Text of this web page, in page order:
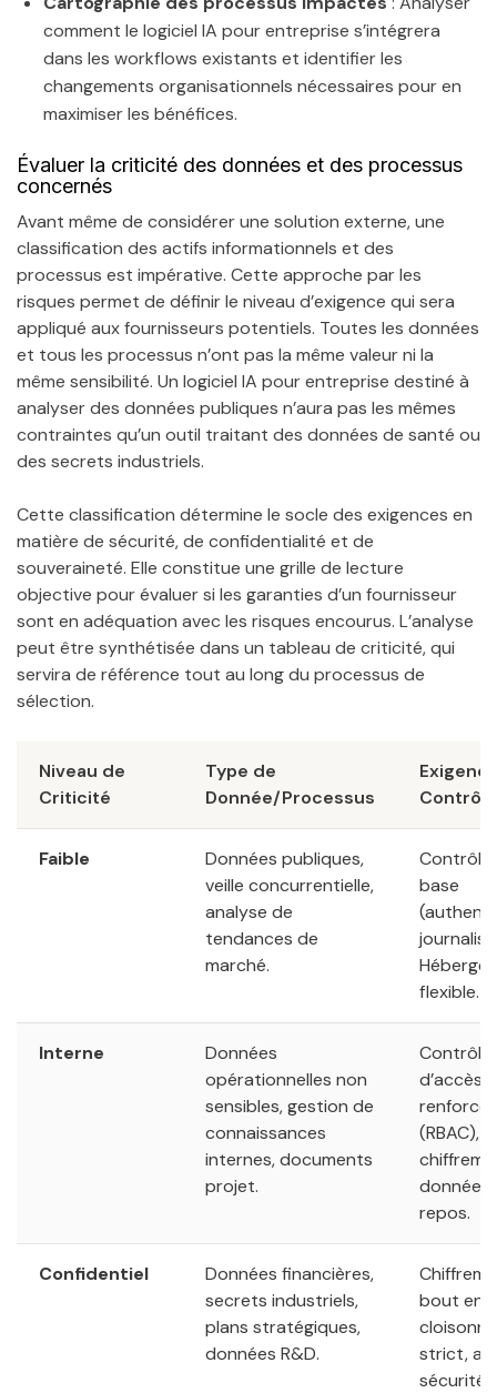
comment le logiciel IA pour entreprise s’intégrera
dans les workflows existants et identifier les
changements organisationnels nécessaires pour en
maximiser les bénéfices.
Évaluer la criticité des données et des processus
concernés
Avant même de considérer une solution externe, une
classification des actifs informationnels et des
processus est impérative. Cette approche par les
risques permet de définir le niveau d’exigence qui sera
appliqué aux fournisseurs potentiels. Toutes les données
et tous les processus n’ont pas la même valeur ni la
même sensibilité. Un logiciel IA pour entreprise destiné à
analyser des données publiques n’aura pas les mêmes
contraintes qu’un outil traitant des données de santé ou
des secrets industriels.
Cette classification détermine le socle des exigences en
matière de sécurité, de confidentialité et de
souveraineté. Elle constitue une grille de lecture
objective pour évaluer si les garanties d’un fournisseur
sont en adéquation avec les risques encourus. L’analyse
peut être synthétisée dans un tableau de criticité, qui
servira de référence tout au long du processus de
sélection.
Niveau de
Criticité
Type de
Donnée/Processus
Contrôle
Faible
Données publiques,
veille concurrentielle,
analyse de
tendances de
marché.
base
flexible.
Interne
Données
opérationnelles non
sensibles, gestion de
connaissances
internes, documents
projet.
d’accès
renforcés
(RBAC),
données
repos.
Confidentiel
Données financières,
secrets industriels,
plans stratégiques,
données R&D.
bout en
strict,
sécurité